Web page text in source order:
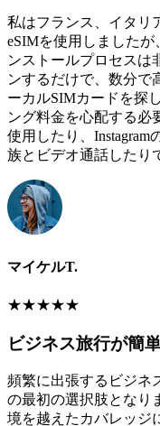
私はフランス、イタリ
eSIMを使用しました
ンストールプロセスは
ンするだけで、数分で
ーカルSIMカードを探
ング料金を心配する必
使用したり、
族とビデオ通話したり
マイケルT.
★★★★★
ビジネス旅行が簡
頻繁に出張するビジネ
の最初の選択肢となり
境を越えたカバレッジ